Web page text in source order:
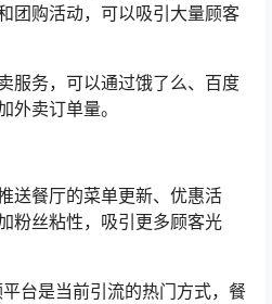
团购活动，可以吸引大量顾客
服务，可以通过饿了么、百度
外卖订单量。
送餐厅的菜单更新、优惠活
粉丝粘性，吸引更多顾客光
平台是当前引流的热门方式，餐